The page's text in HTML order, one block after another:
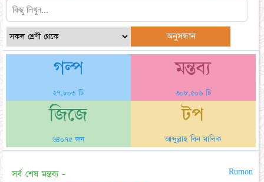
গল্প
২৭,৮০৩ টি
মন্তব্য
৩০৮,৫০৬ টি
জিজে
৬৪০৭৫ জন
টপ
আব্দুল্লাহ বিন মালিক
সর্ব শেষ মন্তব্য - Rumon